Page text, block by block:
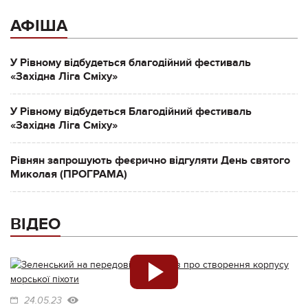
АФІША
У Рівному відбудеться благодійний фестиваль
«Західна Ліга Сміху»
У Рівному відбудеться Благодійний фестиваль
«Західна Ліга Сміху»
Рівнян запрошують феєрично відгуляти День святого
Миколая (ПРОГРАМА)
ВІДЕО
24.05.23